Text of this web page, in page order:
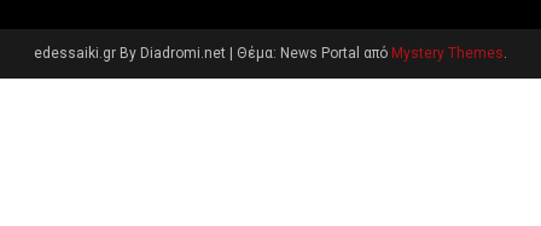
edessaiki.gr By Diadromi.net Θέμα: News Portal από Mystery Themes.